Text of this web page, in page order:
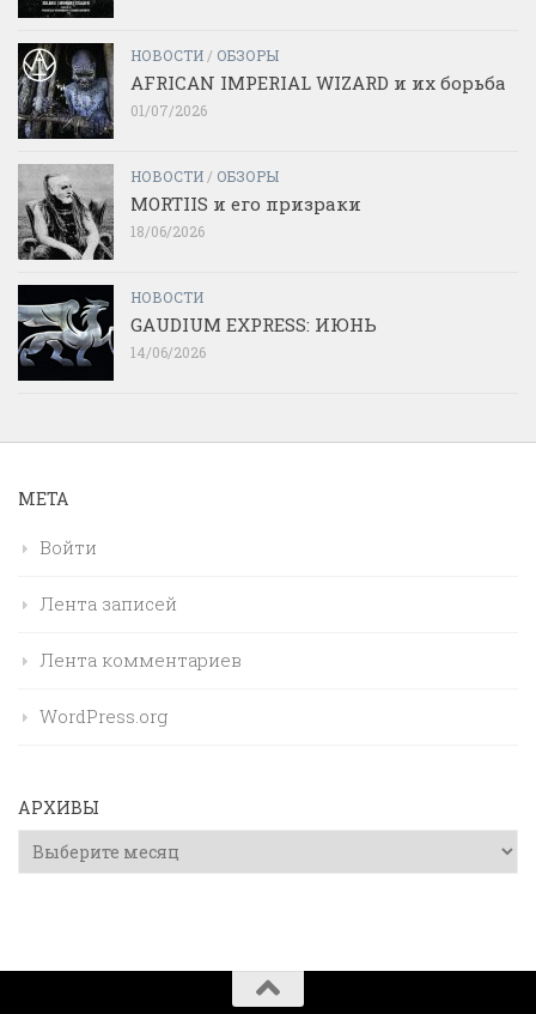
НОВОСТИ / ОБЗОРЫ
AFRICAN IMPERIAL WIZARD и их борьба
01/07/2026
НОВОСТИ / ОБЗОРЫ
MORTIIS и его призраки
18/06/2026
НОВОСТИ
GAUDIUM EXPRESS: ИЮНЬ
14/06/2026
МЕТА
Войти
Лента записей
Лента комментариев
WordPress.org
АРХИВЫ
Архивы